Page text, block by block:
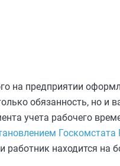
на предприятии
обязанность, но и
учета рабочего
работник находится на